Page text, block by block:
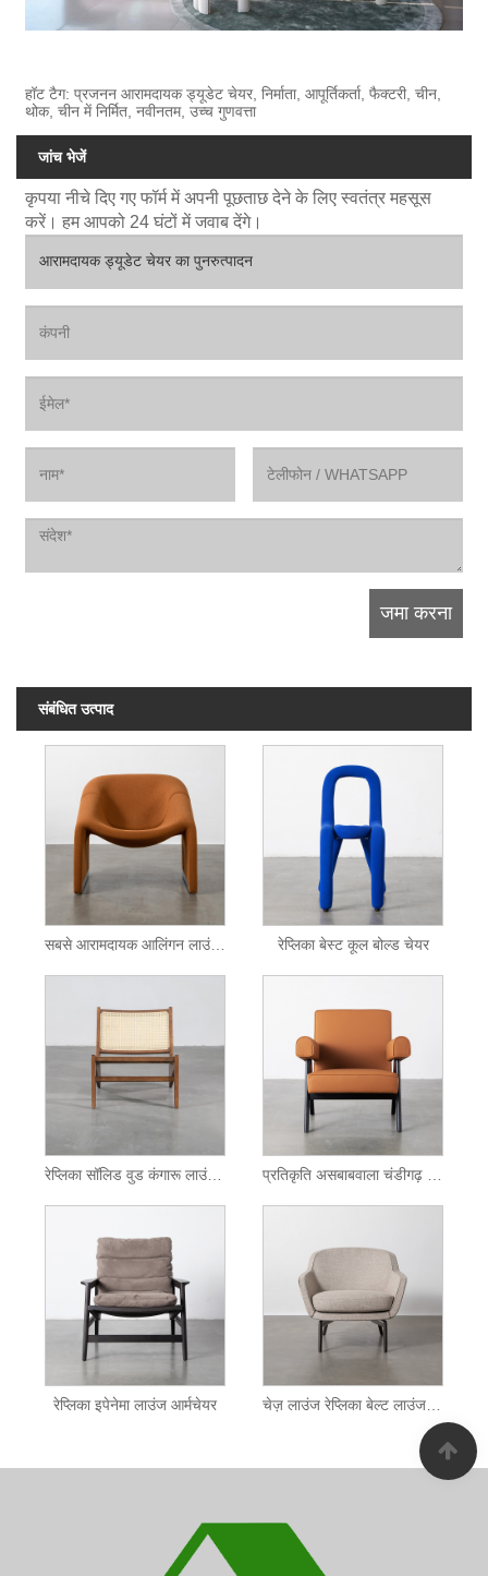
हॉट टैग: प्रजनन आरामदायक ड्यूडेट चेयर, निर्माता, आपूर्तिकर्ता, फैक्टरी, चीन,
थोक, चीन में निर्मित, नवीनतम, उच्च गुणवत्ता
जांच भेजें
कृपया नीचे दिए गए फॉर्म में अपनी पूछताछ देने के लिए स्वतंत्र महसूस
करें। हम आपको 24 घंटों में जवाब देंगे।
संबंधित उत्पाद
सबसे आरामदायक आलिंगन लाउंज कुर्सी रेप्लिका बेस्ट कूल बोल्ड चेयर
रेप्लिका सॉलिड वुड कंगारू लाउंज चेयर प्रतिकृति असबाबवाला चंडीगढ़ लाउंज चेयर
रेप्लिका इपेनेमा लाउंज आर्मचेयर